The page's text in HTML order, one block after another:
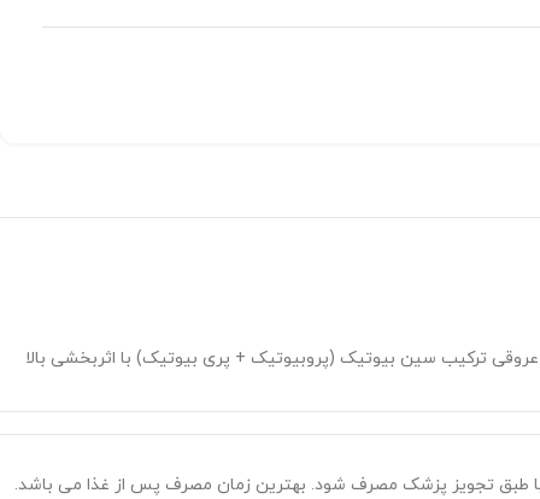
ترکیب سین بیوتیک (پروبیوتیک + پری بیوتیک) با اثربخشی بالا